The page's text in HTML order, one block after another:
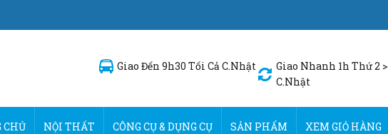
Giao Đến 9h30 Tối Cả C.Nhật
Giao Nhanh 1h Thứ 2 >
C.Nhật
CHỦ NỘI THẤT CÔNG CỤ & DỤNG CỤ SẢN PHẨM XEM GIỎ HÀNG